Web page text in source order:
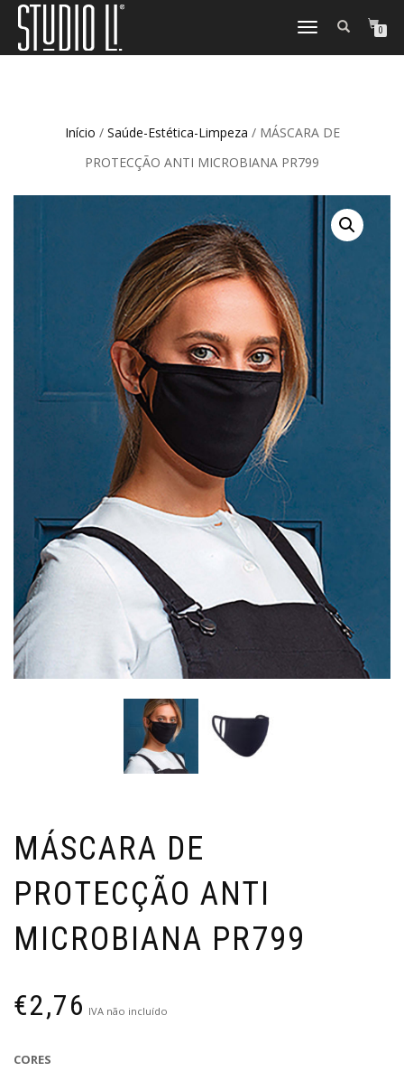
TOGGLE
0
Início / Saúde-Estética-Limpeza / MÁSCARA DE
PROTECÇÃO ANTI MICROBIANA PR799
MÁSCARA DE
PROTECÇÃO ANTI
MICROBIANA PR799
€2,76 IVA não incluído
CORES